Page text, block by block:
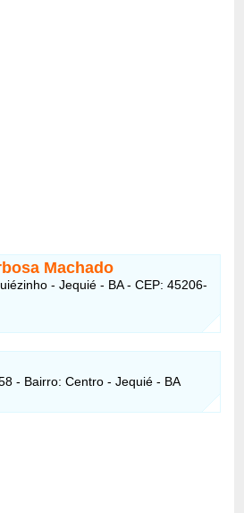
Machado
- Jequié - BA - CEP: 45206-
- Bairro: Centro - Jequié - BA